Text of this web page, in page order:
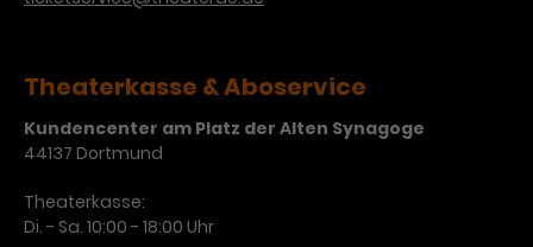
Theaterkasse & Aboservice
Kundencenter am Platz der Alten Synagoge
44137 Dortmund
Theaterkasse:
Di. - Sa. 10:00 - 18:00 Uhr